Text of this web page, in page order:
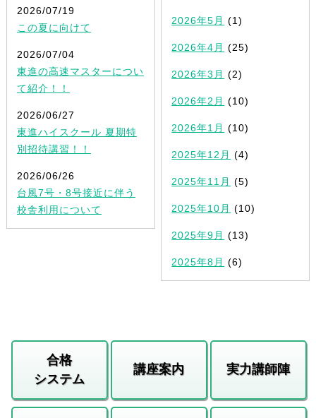
2026/07/19
この夏に向けて
2026/07/04
東進の高速マスターについ
て紹介！！
2026/06/27
東進ハイスクール 夏期特
別招待講習！！
2026/06/26
台風7号・8号接近に伴う
校舎利用について
2026年5月 (1)
2026年4月 (25)
2026年3月 (2)
2026年2月 (10)
2026年1月 (10)
2025年12月 (4)
2025年11月 (5)
2025年10月 (10)
2025年9月 (13)
2025年8月 (6)
合格
システム
講座案内 実力講師陣